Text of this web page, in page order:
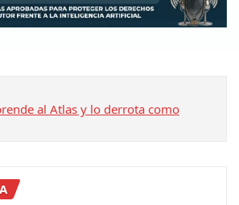
al Atlas y lo derrota como